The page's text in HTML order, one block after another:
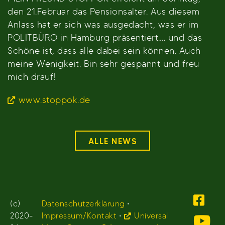
den 21.Februar das Pensionsalter. Aus diesem
Anlass hat er sich was ausgedacht, was er im
POLITBÜRO in Hamburg präsentiert…. und das
Schöne ist, dass alle dabei sein können. Auch
meine Wenigkeit. Bin sehr gespannt und freu
mich drauf!
www.stoppok.de
ALLE NEWS
(c)
2020-
Datenschutzerklärung •
Impressum/Kontakt •
Universal